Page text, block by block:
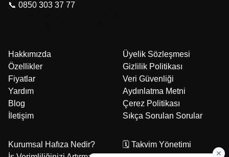
📞 0850 303 37 77
Hakkımızda
Özellikler
Fiyatlar
Yardım
Blog
İletişim
Üyelik Sözleşmesi
Gizlilik Politikası
Veri Güvenliği
Aydınlatma Metni
Çerez Politikası
Sıkça Sorulan Sorular
Kurumsal Hafıza Nedir?
🗓️ Takvim Yönetimi